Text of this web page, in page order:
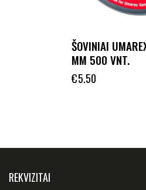
ŠOVINIAI
MM 500 VNT.
€5.50
REKVIZITAI